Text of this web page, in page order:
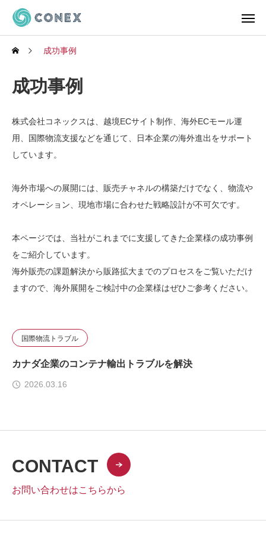
成功事例
成功事例
株式会社コネックスは、越境ECサイト制作、海外ECモール運
用、国際物流支援などを通じて、日本企業の海外進出をサポート
しています。
海外市場への展開には、販売チャネルの構築だけでなく、物流や
オペレーション、現地市場に合わせた戦略設計が不可欠です。
本ページでは、当社がこれまでに支援してきた企業様の成功事例
をご紹介しています。
海外販売の課題解決から販路拡大までのプロセスをご覧いただけ
ますので、海外展開をご検討中の企業様はぜひご参考ください。
国際物流トラブル
カナダ企業のコンテナ輸出トラブルを解決
2026.03.16
CONTACT
お問い合わせはこちらから